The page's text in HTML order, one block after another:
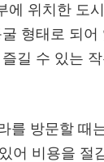
에 위치한 도
형태로 되
길 수 있는
를 방문할 때
어 비용을 절